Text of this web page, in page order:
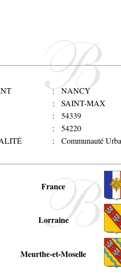
:
NANCY
:
SAINT-MAX
:
54339
:
54220
: Communauté
France
Lorraine
Meurthe-et-Moselle